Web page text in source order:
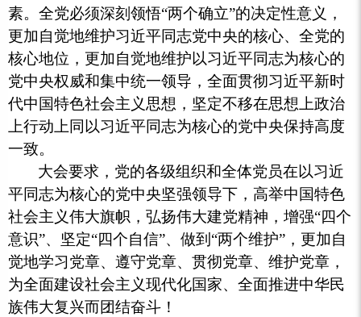
素。全党必须深刻领悟“两个确立”的决定性意义，
更加自觉地维护习近平同志党中央的核心、全党的
核心地位，更加自觉地维护以习近平同志为核心的
党中央权威和集中统一领导，全面贯彻习近平新时
代中国特色社会主义思想，坚定不移在思想上政治
上行动上同以习近平同志为核心的党中央保持高度
一致。
大会要求，党的各级组织和全体党员在以习近
平同志为核心的党中央坚强领导下，高举中国特色
社会主义伟大旗帜，弘扬伟大建党精神，增强“四个
意识”、坚定“四个自信”、做到“两个维护”，更加自
觉地学习党章、遵守党章、贯彻党章、维护党章，
为全面建设社会主义现代化国家、全面推进中华民
族伟大复兴而团结奋斗！